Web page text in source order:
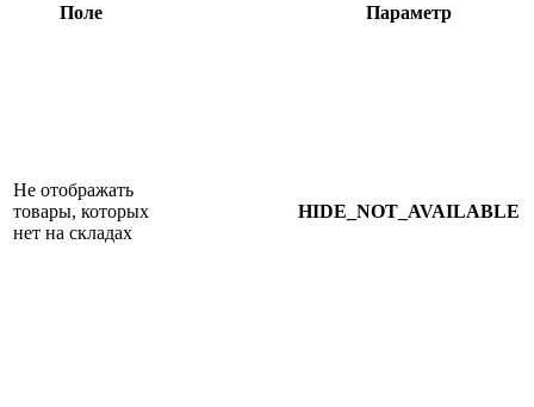
Поле Параметр
Не отображать
товары, которых
нет на складах
HIDE_NOT_AVAILABLE